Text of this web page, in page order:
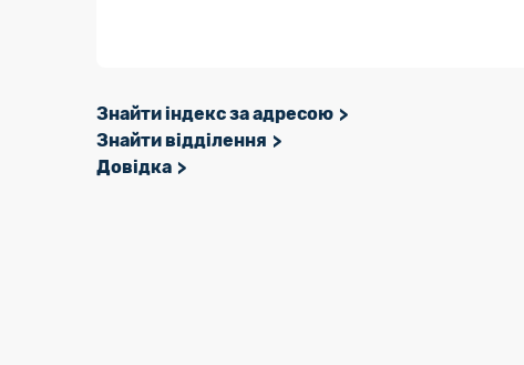
Знайти індекс за адресою
Знайти відділення
Довідка